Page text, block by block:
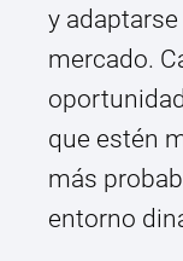
y
mercado.
que estén
más
entorno